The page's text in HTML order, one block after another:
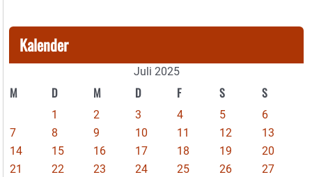
Kalender
Juli 2025
M D M D F S S
1 2 3 4 5
6
7
8 9 10 11 12
13
14
15 16 17 18 19
20
21
22 23 24 25 26
27